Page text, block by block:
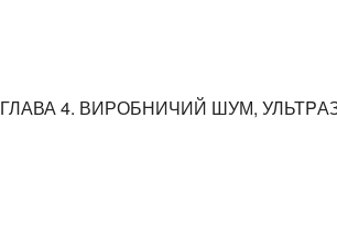
ГЛАВА 4. ВИРОБНИЧИЙ ШУМ,